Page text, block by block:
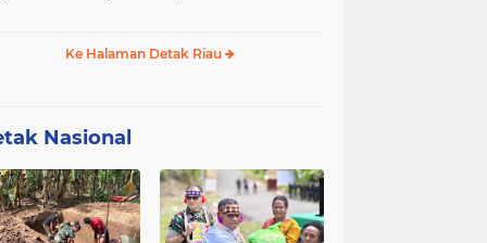
Ke Halaman Detak Riau
Nasional